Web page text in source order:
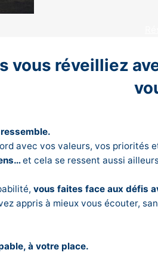
vous réveilliez
avec vos valeurs, vos priorités
et cela se ressent aussi
vous faites face aux défis
appris à mieux vous écouter,
à votre place.